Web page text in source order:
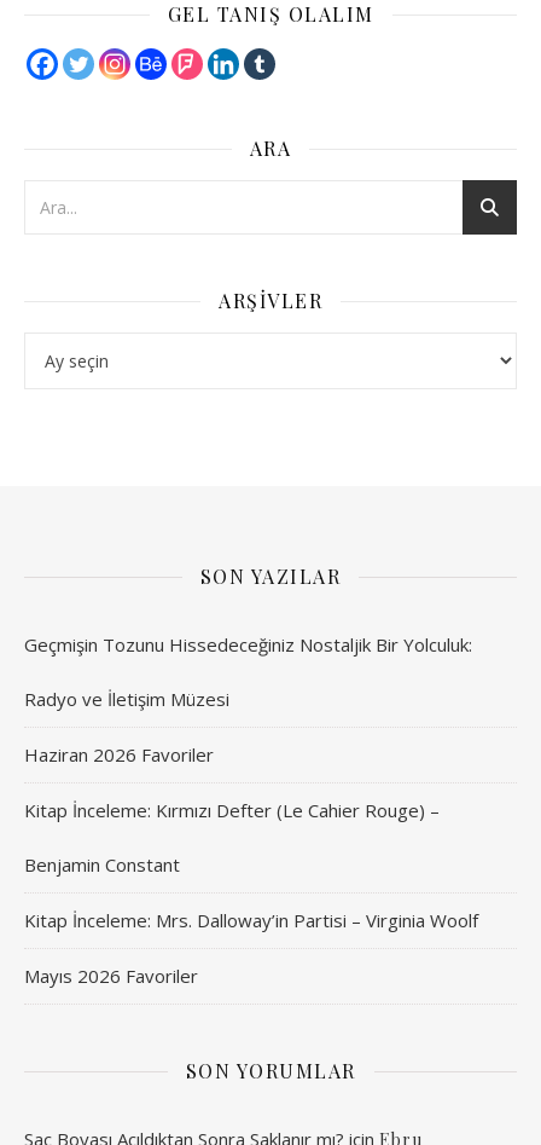
GEL TANIŞ OLALIM
ARA
ARŞIVLER
SON YAZILAR
Geçmişin Tozunu Hissedeceğiniz Nostaljik Bir Yolculuk:
Radyo ve İletişim Müzesi
Haziran 2026 Favoriler
Kitap İnceleme: Kırmızı Defter (Le Cahier Rouge) –
Benjamin Constant
Kitap İnceleme: Mrs. Dalloway’in Partisi – Virginia Woolf
Mayıs 2026 Favoriler
SON YORUMLAR
Saç Boyası Açıldıktan Sonra Saklanır mı? için Ebru